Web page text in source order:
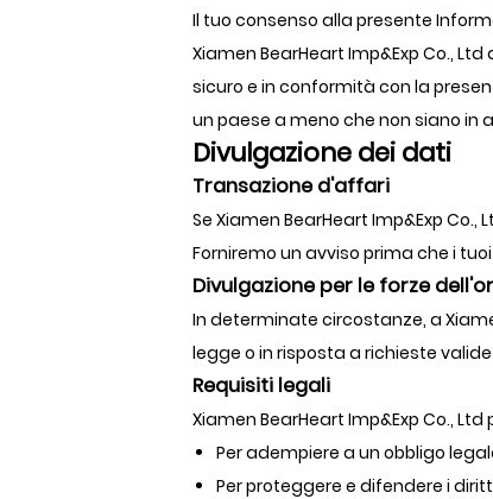
Il tuo consenso alla presente
Xiamen BearHeart Imp&Exp Co.,
sicuro e in conformità con la
un paese a meno che non siano in
Divulgazione dei dati
Transazione d'affari
Se Xiamen BearHeart Imp&Exp
Forniremo un avviso prima che i
Divulgazione per le forze
In determinate circostanze, a
legge o in risposta a richieste
Requisiti legali
Xiamen BearHeart Imp&Exp Co.,
Per adempiere a un obbligo
Per proteggere e difendere i